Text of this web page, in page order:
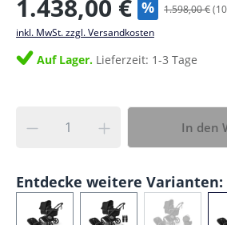
1.438,00 € % 1.598,00 €(10
inkl. MwSt. zzgl. Versandkosten
Auf Lager. Lieferzeit: 1-3 Tage
In den
Entdecke weitere Varianten: